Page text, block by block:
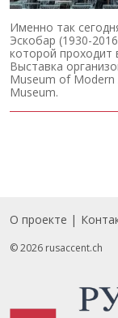
Именно так
Эскобар (1930-
которой проходит
Выставка
Museum of Modern
Museum.
Footer
О проекте
© 2026 rusaccent.ch